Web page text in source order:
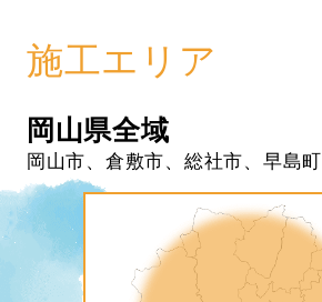
施工エリア
岡山県全域
岡山市、倉敷市、総社市、早島町